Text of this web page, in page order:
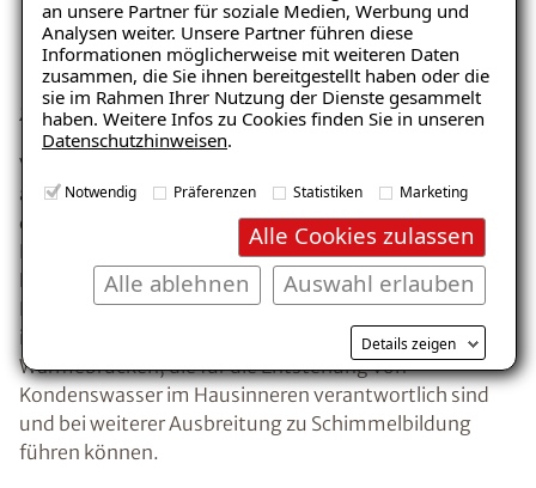
an unsere Partner für soziale Medien, Werbung und
Analysen weiter. Unsere Partner führen diese
Informationen möglicherweise mit weiteren Daten
zusammen, die Sie ihnen bereitgestellt haben oder die
sie im Rahmen Ihrer Nutzung der Dienste gesammelt
haben. Weitere Infos zu Cookies finden Sie in unseren
Datenschutzhinweisen.
Notwendig Präferenzen Statistiken Marketing
Alle Cookies zulassen
Auswahl erlauben
Alle ablehnen
Details zeigen
Zeichnung: Wärmebrücke bei Balkonbetonplatten
Vor allem bei Altbauten ist der Balkon häufig eine
auskragende Betonplatte, die in vielen Fällen nicht von
der Geschossdecke abgekoppelt ist. Sprich, die
Balkonplatte ist lediglich eine Verlängerung der
Raumdecke nach außen. Dadurch, dass die
Betonplatte durchgängig nach außen führt, entstehen
im Übergangsbereich an der Innenwand, sogenannte
Wärmebrücken, die für die Entstehung von
Kondenswasser im Hausinneren verantwortlich sind
und bei weiterer Ausbreitung zu Schimmelbildung
führen können.
– jetzt kostenlos
herunterladen!
Kostenlosen Ratgeber anfordern
Voraussetzung für den Erhalt des kostenfreien
Ratgebers ist die Anmeldung zu unserem Newsletter.